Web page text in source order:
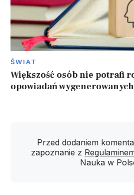
ŚWIAT
Większość osób nie potrafi
opowiadań
Przed dodaniem
zapoznanie z
Nauka w